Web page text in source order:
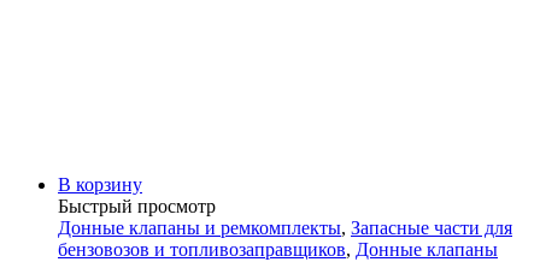
В корзину
Быстрый просмотр
Донные клапаны и ремкомплекты, Запасные части для
бензовозов и топливозаправщиков, Донные клапаны